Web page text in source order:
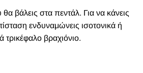
βάλεις στα πεντάλ. Για να κάνεις
ενδυναμώνεις ισοτονικά ή
τρικέφαλο βραχιόνιο.